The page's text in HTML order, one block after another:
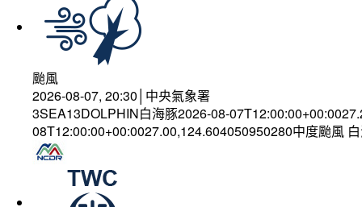
颱風
2026-08-07, 20:30│中央氣象署
3SEA13DOLPHIN白海豚2026-08-
08T12:00:00+00:0027.00,124.604050950280中度颱風